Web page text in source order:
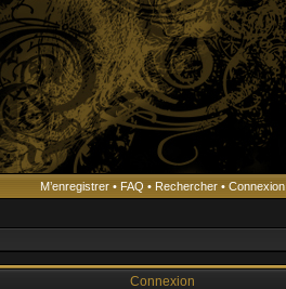
M’enregistrer • FAQ • Rechercher • Connexion
Connexion